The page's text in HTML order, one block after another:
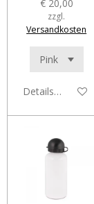
€ 20,00
zzgl.
Versandkosten
Details anzeigen